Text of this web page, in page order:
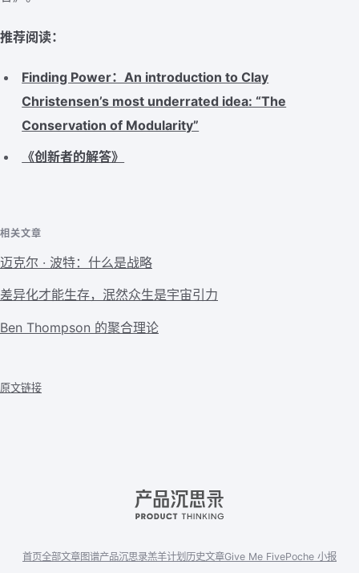
推荐阅读：
Finding Power：An introduction to Clay
Christensen’s most underrated idea: “The
Conservation of Modularity”
《创新者的解答》
相关文章
迈克尔 · 波特：什么是战略
差异化才能生存，泯然众生是宇宙引力
Ben Thompson 的聚合理论
原文链接
首页全部文章图谱产品沉思录羔羊计划 历史文章Give Me FivePoche 小报